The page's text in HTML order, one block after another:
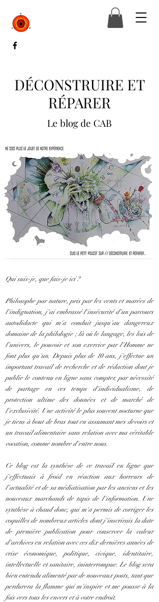
DÉCONSTRUIRE ET
RÉPARER
Le blog de CAB
Qui suis-je, que fais-je ici ?
Philosophe par nature, pris par les vents et marées de
l'indignation, j'ai embrassé l'insécurité d'un parcours
autodidacte qui m'a conduit jusqu'au dangereux
domaine de la philologie ; là où le langage, les lois de
l'univers, le pouvoir et son exercice par l'Homme ne
font plus qu'un. Depuis plus de 10 ans, j'effectue un
important travail de recherche et de rédaction dont je
publie le contenu en ligne sans compter, par nécessité
de partage en ces temps d'individualisme, de
protection ultime des données et de marché de
l'exclusivité. Une activité le plus souvent nocturne que
je tiens à bout de bras tout en assumant mes devoirs et
un travail alimentaire sans relation avec ma véritable
vocation, comme nombre d'entre nous.
Ce blog est la synthèse de ce travail en ligne que
j'effectuais à froid en réaction aux horreurs de
l'actualité et de sa médiatisation par les anciens et les
nouveaux marchands de tapis de l'information. Une
synthèse à chaud donc, qui m'a permis de corriger les
coquilles de nombreux articles dont j'inscrirais la date
de première publication pour conserver la valeur
d'archives en relation avec ces dix dernières années de
crise économique, politique, civique, identitaire,
intellectuelle et sanitaire, ininterrompue. Le blog sera
bien entendu alimenté par de nouveaux posts, tant que
perdurera la flamme qui m'inspire et me pousse à la
fois vers tous les envers et à votre endroit.